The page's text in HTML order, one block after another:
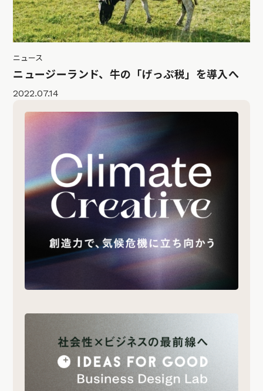
ニュース
ニュージーランド、牛の「げっぷ税」を導入へ
2022.07.14